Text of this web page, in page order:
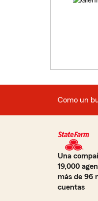
Como un
Una
19,000
más de 96
cuentas